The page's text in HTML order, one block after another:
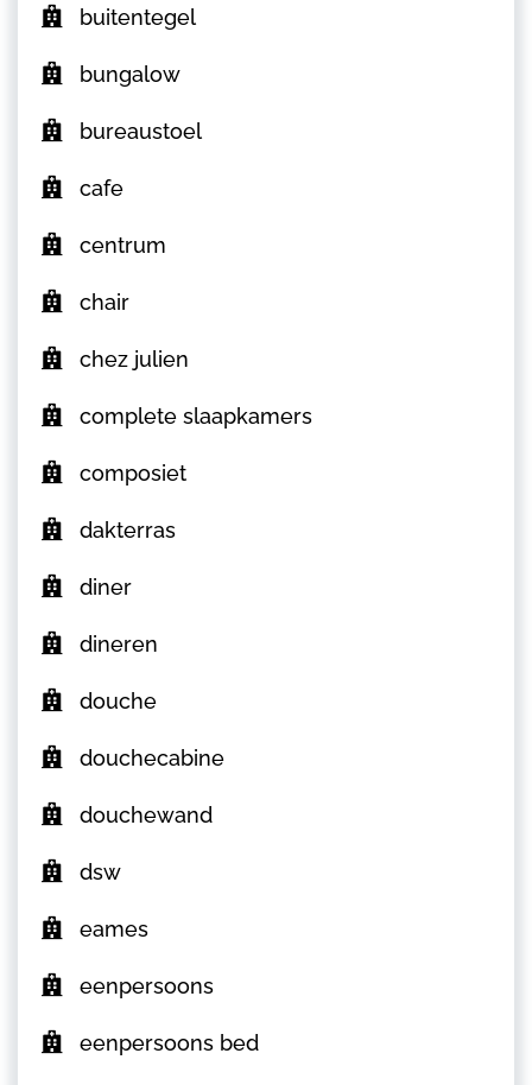
buitentegel
bungalow
bureaustoel
cafe
centrum
chair
chez julien
complete slaapkamers
composiet
dakterras
diner
dineren
douche
douchecabine
douchewand
dsw
eames
eenpersoons
eenpersoons bed